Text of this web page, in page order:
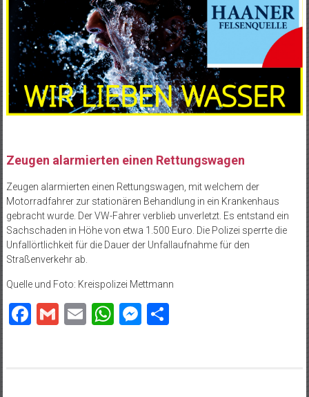
Zeugen alarmierten einen Rettungswagen
Zeugen alarmierten einen Rettungswagen, mit welchem der
Motorradfahrer zur stationären Behandlung in ein Krankenhaus
gebracht wurde. Der VW-Fahrer verblieb unverletzt. Es entstand ein
Sachschaden in Höhe von etwa 1.500 Euro. Die Polizei sperrte die
Unfallörtlichkeit für die Dauer der Unfallaufnahme für den
Straßenverkehr ab.
Quelle und Foto: Kreispolizei Mettmann
Facebook
Gmail
EmailWhatsApp
Messenger
Teilen